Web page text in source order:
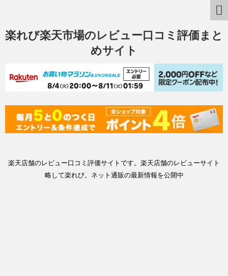
楽れび楽天市場のレビュー口コミ評価まと
めサイト
楽天店舗のレビュー口コミ評価サイトです。楽天店舗のレビューサイト
略して楽れび。ネット通販の最新情報を公開中